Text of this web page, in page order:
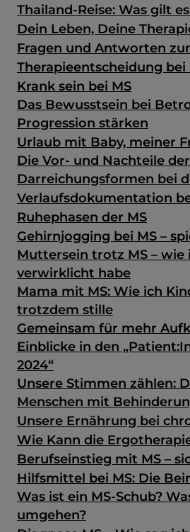
Thailand-Reise: Was gilt
Dein Leben, Deine
Fragen und Antworten
Therapieentscheidung bei
Krank sein bei MS
Das Bewusstsein bei
Progression stärken
Urlaub mit Baby, meiner
Die Vor- und Nachteile
Darreichungsformen bei
Verlaufsdokumentation
Ruhephasen der MS
Gehirnjogging bei MS –
Muttersein trotz MS – wie
verwirklicht habe
Mama mit MS: Wie ich
trotzdem stille
Gemeinsam für mehr
Einblicke in den
2024“
Unsere Stimmen zählen:
Menschen mit
Unsere Ernährung bei
Wie Kann die
Berufseinstieg mit MS –
Hilfsmittel bei MS: Die
Was ist ein MS-Schub?
umgehen?